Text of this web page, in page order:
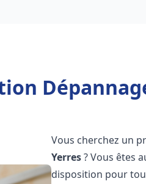
Vous cherchez un
Yerres? Vous êtes
disposition pour